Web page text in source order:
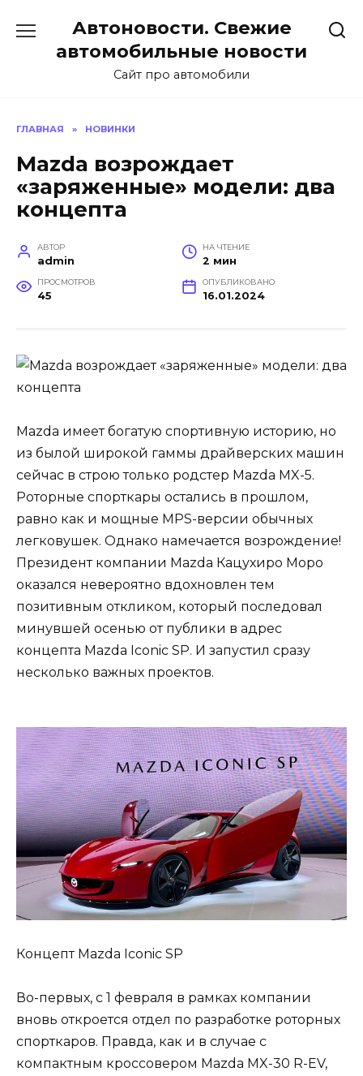
содержанию
Автоновости. Свежие
автомобильные новости
Сайт про автомобили
ГЛАВНАЯ » НОВИНКИ
Mazda возрождает
«заряженные» модели: два
концепта
АВТОР
admin
НА ЧТЕНИЕ
2 мин
ПРОСМОТРОВ
45
ОПУБЛИКОВАНО
16.01.2024
Mazda имеет богатую спортивную историю, но
из былой широкой гаммы драйверских машин
сейчас в строю только родстер Mazda MX-5.
Роторные спорткары остались в прошлом,
равно как и мощные MPS-версии обычных
легковушек. Однако намечается возрождение!
Президент компании Mazda Кацухиро Моро
оказался невероятно вдохновлен тем
позитивным откликом, который последовал
минувшей осенью от публики в адрес
концепта Mazda Iconic SP. И запустил сразу
несколько важных проектов.
Концепт Mazda Iconic SP
Во-первых, с 1 февраля в рамках компании
вновь откроется отдел по разработке роторных
спорткаров. Правда, как и в случае с
компактным кроссовером Mazda MX-30 R-EV,